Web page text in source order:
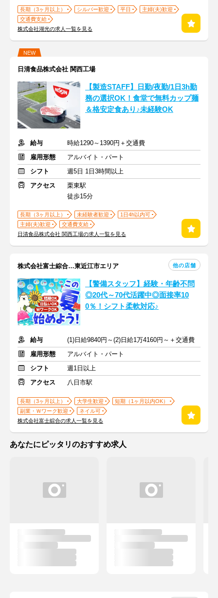
長期（3ヶ月以上） シルバー歓迎 平日
主婦(夫)歓迎
交通費支給
株式会社湖光の求人一覧を見る
NEW
日清食品株式会社 関西工場
【製造STAFF】日勤/夜勤/1日3h勤
務の選択OK！食堂で無料カップ麺
＆格安定食あり♪未経験OK
給与
時給1290～1390円＋交通費
雇用形態
アルバイト・パート
シフト
週5日 1日3時間以上
アクセス
栗東駅
徒歩15分
長期（3ヶ月以上） 未経験者歓迎
1日4h以内可
主婦(夫)歓迎
交通費支給
日清食品株式会社 関西工場の求人一覧を見る
株式会社富士綜合…東近江市エリア 他の店舗
【警備スタッフ】経験・年齢不問
◎20代～70代活躍中◎面接率10
0％！シフト柔軟対応♪
給与
(1)日給9840円～(2)日給1万4160円～＋交通費
雇用形態
アルバイト・パート
シフト
週1日以上
アクセス
八日市駅
長期（3ヶ月以上） 大学生歓迎
短期（1ヶ月以内OK）
副業・Ｗワーク歓迎
ネイル可
株式会社富士綜合の求人一覧を見る
あなたにピッタリのおすすめ求人